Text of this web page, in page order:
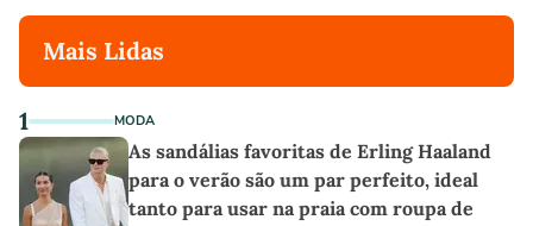
Mais Lidas
1 MODA
As sandálias favoritas de Erling Haaland
para o verão são um par perfeito, ideal
tanto para usar na praia com roupa de